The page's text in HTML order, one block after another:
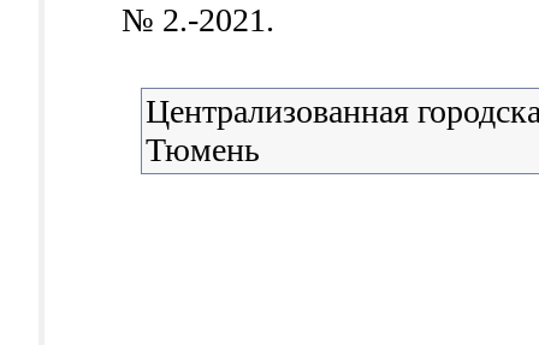
№ 2.-2021.
Централизованная
Тюмень